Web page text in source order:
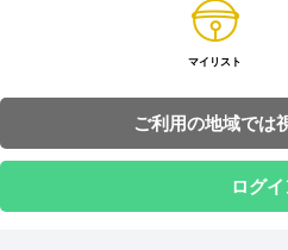
ちゅうでジャイアンから答案を見つけら
モをわかるようにかくす。ジャイアンに
んに『暗号解読機』を出してもらい、か
マイリスト
ご利用の地域では
ログ